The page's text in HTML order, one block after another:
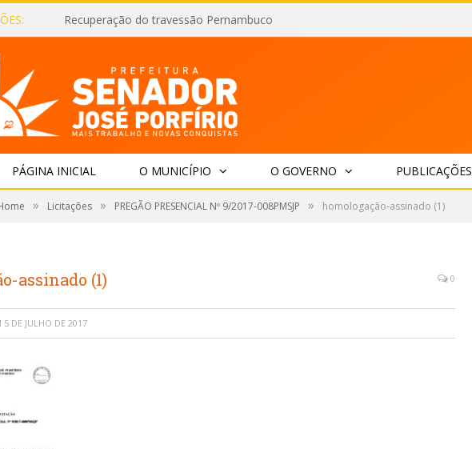
Recuperação do travessão Pernambuco
PÁGINA INICIAL O MUNICÍPIO O GOVERNO PUBLICAÇÕES
» Licitações » PREGÃO PRESENCIAL Nº 9/2017-008PMSJP » homologação-assinado (1)
assinado (1) 0
5 DE JULHO DE 2017